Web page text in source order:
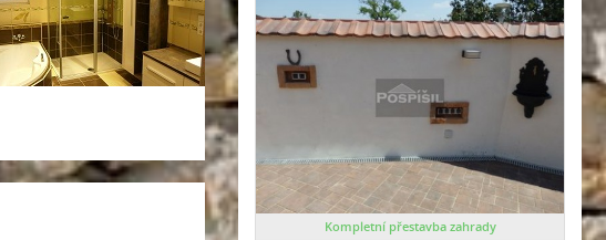
Kompletní přestavba zahrady